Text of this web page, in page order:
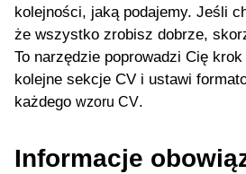
kolejności, jaką podajemy. Jeśli
że wszystko zrobisz dobrze,
To narzędzie poprowadzi Cię
kolejne sekcje CV i ustawi
każdego wzoru CV.
Informacje